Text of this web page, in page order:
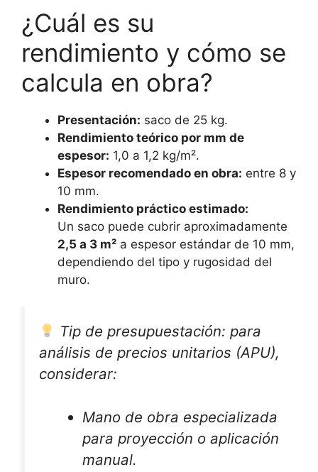
¿Cuál es su
rendimiento y cómo se
calcula en obra?
Presentación: saco de 25 kg.
Rendimiento teórico por mm de
espesor: 1,0 a 1,2 kg/m².
Espesor recomendado en obra: entre 8 y
10 mm.
Rendimiento práctico estimado:
Un saco puede cubrir aproximadamente
2,5 a 3 m² a espesor estándar de 10 mm,
dependiendo del tipo y rugosidad del
muro.
Tip de presupuestación: para
análisis de precios unitarios (APU),
considerar:
Mano de obra especializada
para proyección o aplicación
manual.